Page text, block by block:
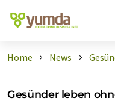
Home News
Gesünder leben